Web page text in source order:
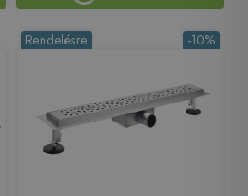
-10%
Rendelésre